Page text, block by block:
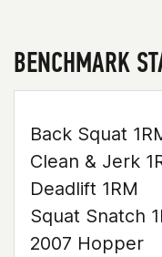
BENCHMARK
Back Squat
Clean & Jerk
Deadlift 1RM
Squat Snatch
2007 Hopper